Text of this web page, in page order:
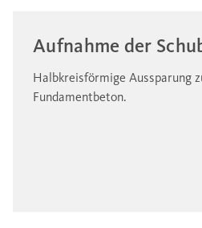
Aufnahme der
Halbkreisförmige Aussparung
Fundamentbeton.